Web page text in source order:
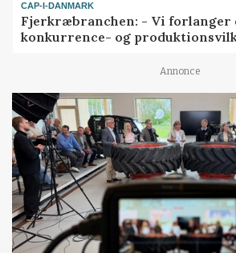
CAP-I-DANMARK
Fjerkræbranchen: - Vi forlanger
konkurrence- og
Annonce